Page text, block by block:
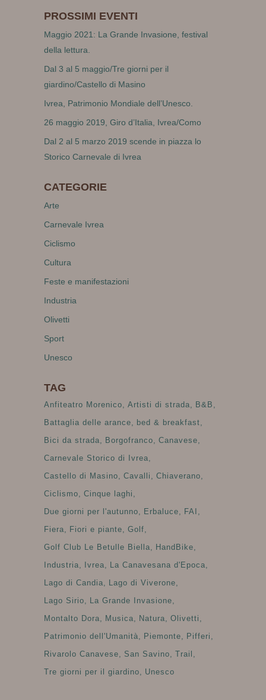
PROSSIMI EVENTI
Maggio 2021: La Grande Invasione, festival
della lettura.
Dal 3 al 5 maggio/Tre giorni per il
giardino/Castello di Masino
Ivrea, Patrimonio Mondiale dell’Unesco.
26 maggio 2019, Giro d’Italia, Ivrea/Como
Dal 2 al 5 marzo 2019 scende in piazza lo
Storico Carnevale di Ivrea
CATEGORIE
Arte
Carnevale Ivrea
Ciclismo
Cultura
Feste e manifestazioni
Industria
Olivetti
Sport
Unesco
TAG
Anfiteatro Morenico Artisti di strada
B&B
Battaglia delle arance
bed & breakfast
Bici da strada
Borgofranco
Canavese
Carnevale Storico di Ivrea
Castello di Masino
Cavalli
Chiaverano
Ciclismo
Cinque laghi
Due giorni per l'autunno
Erbaluce
FAI
Fiera
Fiori e piante
Golf
Golf Club Le Betulle Biella
HandBike
Industria
Ivrea
La Canavesana d'Epoca
Lago di Candia
Lago di Viverone
Lago Sirio
La Grande Invasione
Montalto Dora
Musica Natura
Olivetti
Patrimonio dell'Umanità
Piemonte
Pifferi
Rivarolo Canavese
San Savino
Trail
Tre giorni per il giardino
Unesco